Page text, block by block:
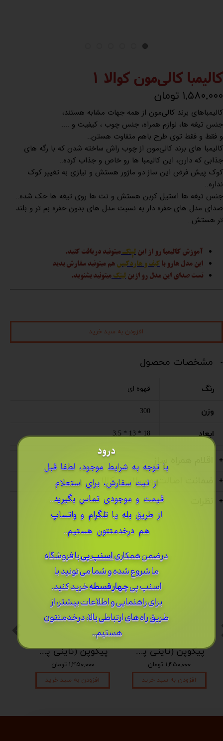
کالیمبا کالی‌مون کوالا 1
۱,۵۸۰,۰۰۰ تومان
کالیمباهای برند کالی‌مون از همه جهات مشابه هستند،
جنس تیغه ها، لوازم همراه، جنس چوب ، کیفیت و ....
و فقط و فقط توی طرح باهم متفاوت هستن..
کالیمبا های برند کالی‌مون از چوب راش ساخته شدن که با رگه های
جذابی که دارن، این کالیمبا ها رو خاص و جذاب کرده..
کوک پیش فرض این ساز دو ماژور هستش و نیازی به تغییر کوک
نداره..
جنس تیغه ها استیل کربن هستش و نت ها روی تیغه ها حک شده..
صدای مدل های حفره دار به نسبت مدل های بدون حفره بم تر و بلند
تر هستش..
آموزش کالیمبا رو از اینلینکمیتونید دریافت کنید.
این مدل هارو باکیف و هاردکیس هم میتونید سفارش بدید
تست صدای این مدل رو ازینلینکمیتونید بشنوید.
افزودن به سبد خرید
مشخصات محصول
رنگ قهوه ای
وزن 300
ابعاد 18 * 13 * 3.5
اقلام همراه ساز
ضمانت اصالت و سلامت کالا
پیکوپن (تاینی پن) 6 نت برند دلکو
۱,۴۵۰,۰۰۰ تومان
افزودن به سبد خرید
پیکوپن (تاینی پن) 6 نت برند دلکو
۱,۴۵۰,۰۰۰ تومان
افزودن به سبد خرید
درود
​با توجه به شرایط موجود، لطفا قبل
از ثبت سفارش، برای استعلام
قیمت و موجودی تماس بگیرید..
از طریق بله یا تلگرام و واتساپ
هم درخدمتتون هستیم..
درضمن ​همکاریاسنپ پیبا فروشگاه
ما شروع شده و شما می تونید با
اسنپ پیچهار قسطهخرید کنید.
برای راهنمایی و اطلاعات بیشتر، از
طریق راه های ارتباطی بالا، درخدمتتون
هستیم..